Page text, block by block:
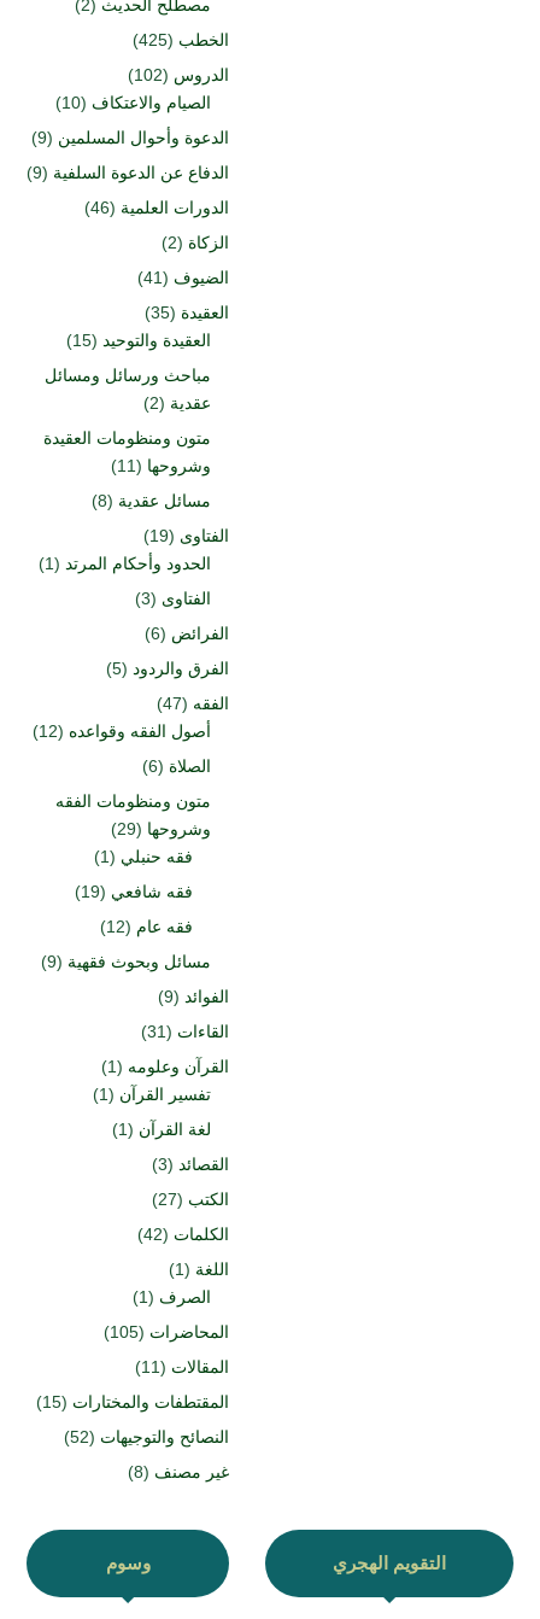
مصطلح الحديث (2)
الخطب (425)
الدروس (102)
الصيام والاعتكاف (10)
الدعوة وأحوال المسلمين (9)
الدفاع عن الدعوة السلفية (9)
الدورات العلمية (46)
الزكاة (2)
الضيوف (41)
العقيدة (35)
العقيدة والتوحيد (15)
مباحث ورسائل ومسائل
عقدية (2)
متون ومنظومات العقيدة
وشروحها (11)
مسائل عقدية (8)
الفتاوى (19)
الحدود وأحكام المرتد (1)
الفتاوى (3)
الفرائض (6)
الفرق والردود (5)
الفقه (47)
أصول الفقه وقواعده (12)
الصلاة (6)
متون ومنظومات الفقه
وشروحها (29)
فقه حنبلي (1)
فقه شافعي (19)
فقه عام (12)
مسائل وبحوث فقهية (9)
الفوائد (9)
القاءات (31)
القرآن وعلومه (1)
تفسير القرآن (1)
لغة القرآن (1)
القصائد (3)
الكتب (27)
الكلمات (42)
اللغة (1)
الصرف (1)
المحاضرات (105)
المقالات (11)
المقتطفات والمختارات (15)
النصائح والتوجيهات (52)
غير مصنف (8)
التقويم الهجري وسوم